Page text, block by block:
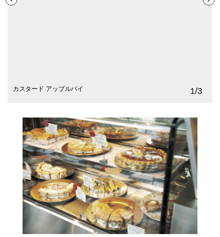
カスタード アップルパイ
サワークリーム アップルパイ
メープル アップルパイ 1/3